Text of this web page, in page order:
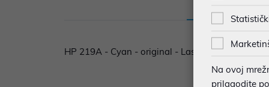
HP 219A - Cyan - original - LaserJet - toner
Na ovoj
prilagodite